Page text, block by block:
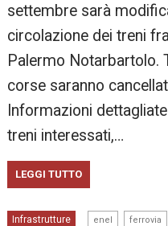
settembre sarà
circolazione dei treni
Palermo Notarbartolo.
corse saranno
Informazioni
treni interessati,…
LEGGI TUTTO
Infrastrutture enel ferrovia